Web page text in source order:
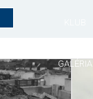
GALÉRIA